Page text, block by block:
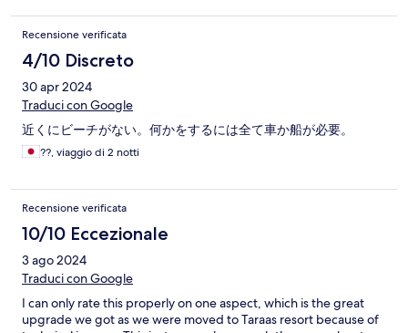
Recensione verificata
4/10 Discreto
30 apr 2024
Traduci con Google
近くにビーチがない。何かをするには全て車か船が必要。
??, viaggio di 2 notti
Recensione verificata
10/10 Eccezionale
3 ago 2024
Traduci con Google
I can only rate this properly on one aspect, which is the great
upgrade we got as we were moved to Taraas resort because of